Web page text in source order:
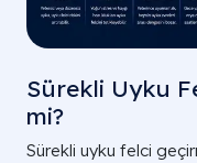
Sürekli Uyku
mi?
Sürekli uyku felci